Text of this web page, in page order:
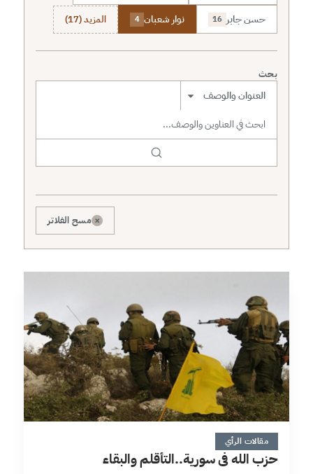
حسن جابر 16 نوار شعبان 4 المزيد (17)
بحث
نطاق البحث
× مسح الفلاتر
9 دقائق
مقالات الرأي
حزب الله في سورية..التأقلم والبقاء